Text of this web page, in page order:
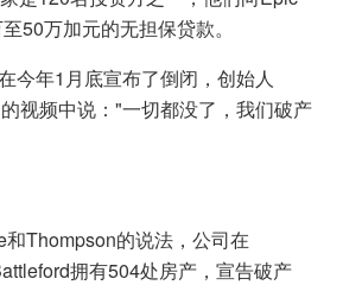
50万加元的无担保贷款。
今年1月底宣布了倒闭，创始人
视频中说："一切都没了，我们破产
Thompson的说法，公司在
拥有504处房产，宣告破产